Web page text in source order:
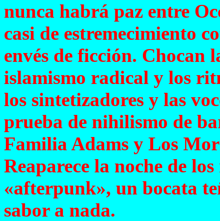
nunca habrá paz entre
casi de estremecimiento
envés de ficción. Chocan
islamismo radical y los
los sintetizadores y las
prueba de nihilismo de
Familia Adams y Los
Reaparece la noche de
«afterpunk», un bocata
sabor a nada.